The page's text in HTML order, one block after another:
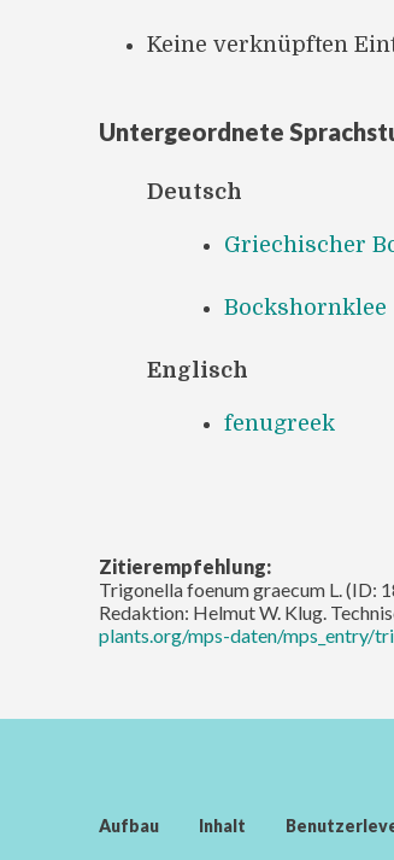
Keine verknüpften
Untergeordnete
Deutsch
Griechischer
Bockshornklee
Englisch
fenugreek
Zitierempfehlung:
Trigonella foenum graecum L. (ID:
Redaktion: Helmut W. Klug.
plants.org/mps-daten/mps_entry/
Aufbau Inhalt